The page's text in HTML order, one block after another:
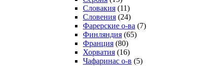
Словакия (11)
Словения (24)
Фарерские о-ва (7)
Финляндия (65)
Франция (80)
Хорватия (16)
Чафаринас о-в (5)